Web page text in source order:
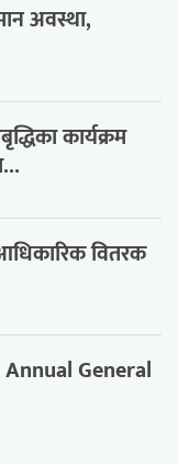
अवस्था,
कार्यक्रम
वितरक
General